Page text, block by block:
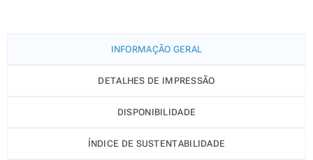
INFORMAÇÃO GERAL
DETALHES DE IMPRESSÃO
DISPONIBILIDADE
ÍNDICE DE SUSTENTABILIDADE